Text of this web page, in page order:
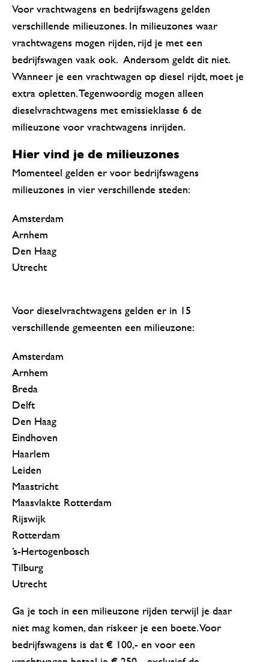
Voor vrachtwagens en bedrijfswagens gelden
verschillende milieuzones. In milieuzones waar
vrachtwagens mogen rijden, rijd je met een
bedrijfswagen vaak ook. Andersom geldt dit niet.
Wanneer je een vrachtwagen op diesel rijdt, moet je
extra opletten. Tegenwoordig mogen alleen
dieselvrachtwagens met emissieklasse 6 de
milieuzone voor vrachtwagens inrijden.
Hier vind je de milieuzones
Momenteel gelden er voor bedrijfswagens
milieuzones in vier verschillende steden:
Amsterdam
Arnhem
Den Haag
Utrecht
Voor dieselvrachtwagens gelden er in 15
verschillende gemeenten een milieuzone:
Amsterdam
Arnhem
Breda
Delft
Den Haag
Eindhoven
Haarlem
Leiden
Maastricht
Maasvlakte Rotterdam
Rijswijk
Rotterdam
’s-Hertogenbosch
Tilburg
Utrecht
Ga je toch in een milieuzone rijden terwijl je daar
niet mag komen, dan riskeer je een boete. Voor
bedrijfswagens is dat € 100,- en voor een